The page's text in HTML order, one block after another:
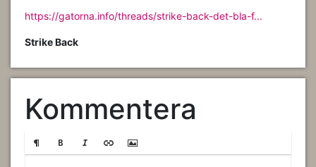
https://gatorna.info/threads/strike-back-det-bla-f...
Strike Back
Kommentera